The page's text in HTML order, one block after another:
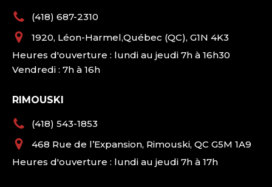
(418) 687-2310
1920, Léon-Harmel,Québec (QC), G1N 4K3
Heures d'ouverture : lundi au jeudi 7h à 16h30
Vendredi : 7h à 16h
RIMOUSKI
(418) 543-1853
468 Rue de l’Expansion, Rimouski, QC G5M 1A9
Heures d'ouverture : lundi au jeudi 7h à 17h